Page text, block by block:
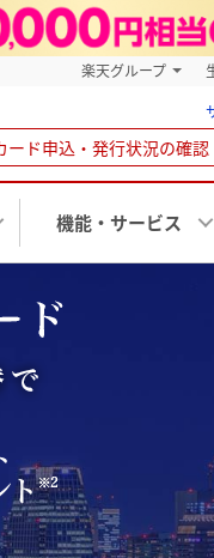
楽天グループ
ード申込・発行状況の確認
機能・サービス